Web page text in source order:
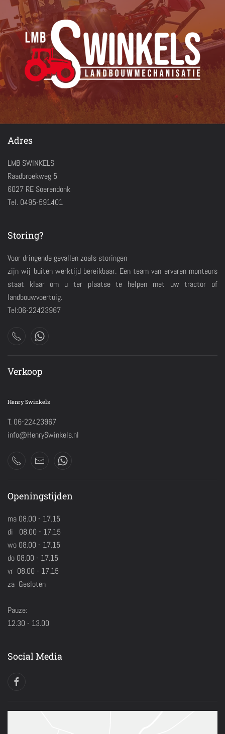
Adres
LMB SWINKELS
Raadbroekweg 5
6027 RE Soerendonk
Tel. 0495-591401
Storing?
Voor dringende gevallen zoals storingen
zijn wij buiten werktijd bereikbaar. Een team van ervaren monteurs
staat klaar om u ter plaatse te helpen met uw tractor of
landbouwvoertuig.
Tel:06-22423967
Verkoop
Henry Swinkels
T. 06-22423967
info@HenrySwinkels.nl
Openingstijden
ma 08.00 - 17.15
di 08.00 - 17.15
wo 08.00 - 17.15
do 08.00 - 17.15
vr 08.00 - 17.15
za Gesloten
Pauze:
12.30 - 13.00
Social Media